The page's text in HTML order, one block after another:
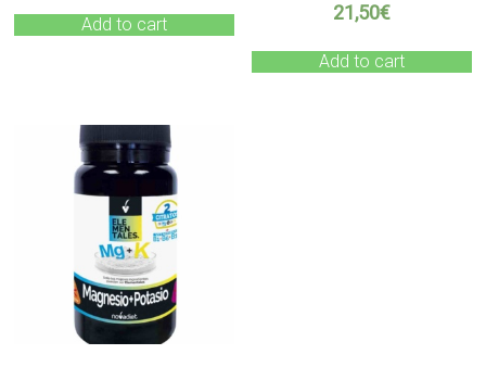
Add to cart
21,50€
Add to cart